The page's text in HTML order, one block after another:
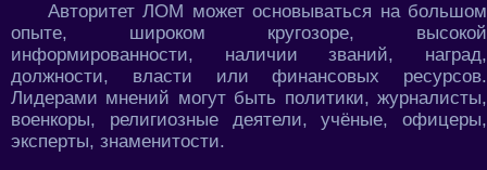
Авторитет ЛОМ может основываться на большом
опыте, широком кругозоре, высокой
информированности, наличии званий, наград,
должности, власти или финансовых ресурсов.
Лидерами мнений могут быть политики, журналисты,
военкоры, религиозные деятели, учёные, офицеры,
эксперты, знаменитости.